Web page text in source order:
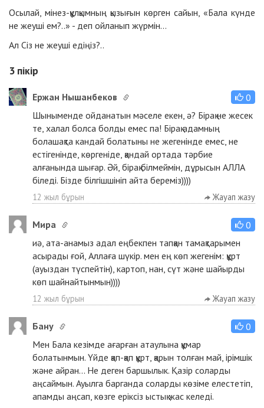
Осылай, мінез-құлқымның қызығын көрген сайын, «Бала күнде
не жеуші ем?..» - деп ойланып жүрмін...
Ал Сіз не жеуші едіңіз?..
3 пікір
Ержан Нышанбеков
0
Шыныменде ойданатын мәселе екен, ә? Бірақ не жесек
те, халал болса болды емес па! Бірақ адамның
болашақта кандай болатыны не жегенінде емес, не
естігенінде, көргеніде, қандай ортада тәрбие
алғанында шығар. Әй, бірақ білмеймін, дұрысын АЛЛА
біледі. Бізде білгішшініп айта береміз))))
12 жыл бұрын Жауап жазу
Мира
0
иә, ата-анамыз адал еңбекпен тапқан тамақтарымен
асырады ғой, Аллаға шүкір. мен ең көп жегенім: құрт
(ауыздан түспейтін), картоп, нан, сүт және шайырды
көп шайнайтынмын))))
12 жыл бұрын Жауап жазу
Бану
0
Мен Бала кезімде ағарған атаулына құмар
болатынмын. Үйде қап-қап құрт, қарын толған май, ірімшік
және айран... Не деген баршылык. Қазір соларды
аңсаймын. Ауылга барганда соларды көзіме елестетіп,
апамды аңсап, көзге еріксіз ыстық жас келеді.